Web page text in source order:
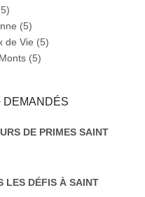
(5)
de Vie (5)
(5)
DEMANDÉS
DE PRIMES SAINT
LES DÉFIS À SAINT